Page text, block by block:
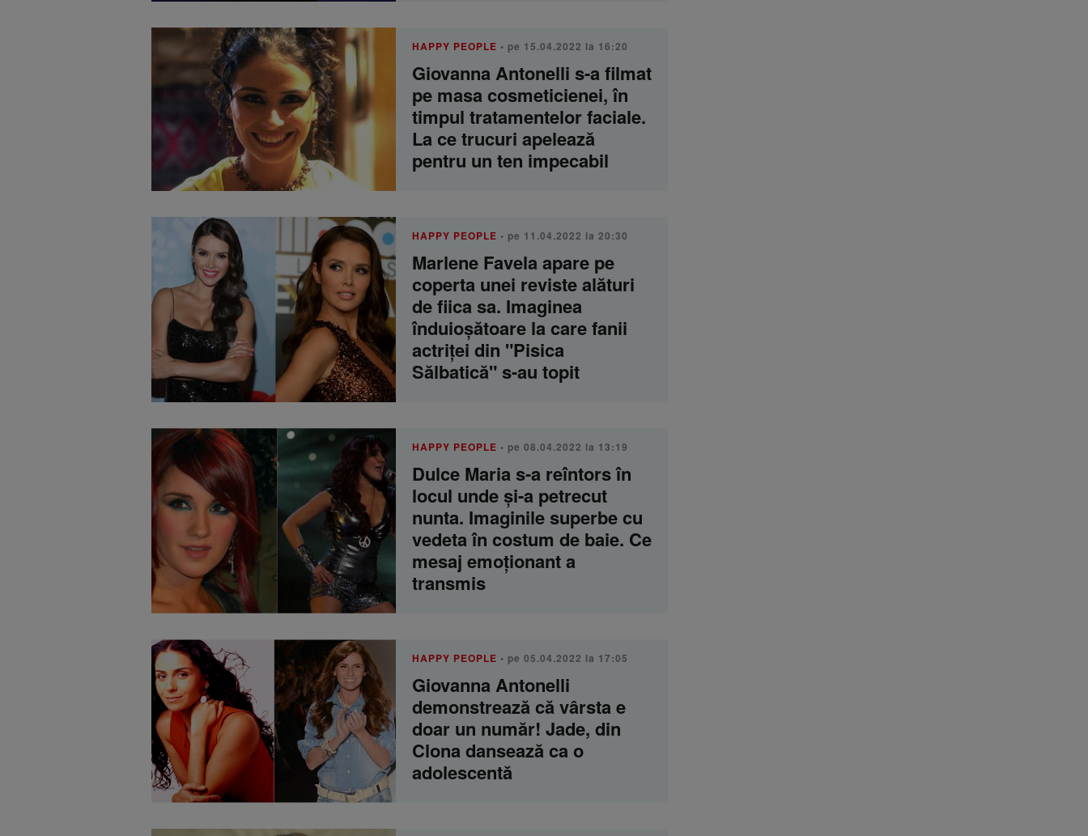
HAPPY PEOPLE • pe 15.04.2022 la 16:20
Giovanna Antonelli s-a filmat
pe masa cosmeticienei, în
timpul tratamentelor faciale.
La ce trucuri apelează
pentru un ten impecabil
HAPPY PEOPLE • pe 11.04.2022 la 20:30
Marlene Favela apare pe
coperta unei reviste alături
de fiica sa. Imaginea
înduioșătoare la care fanii
actriței din "Pisica
Sălbatică" s-au topit
HAPPY PEOPLE • pe 08.04.2022 la 13:19
Dulce Maria s-a reîntors în
locul unde și-a petrecut
nunta. Imaginile superbe cu
vedeta în costum de baie. Ce
mesaj emoționant a
transmis
HAPPY PEOPLE • pe 05.04.2022 la 17:05
Giovanna Antonelli
demonstrează că vârsta e
doar un număr! Jade, din
Clona dansează ca o
adolescentă